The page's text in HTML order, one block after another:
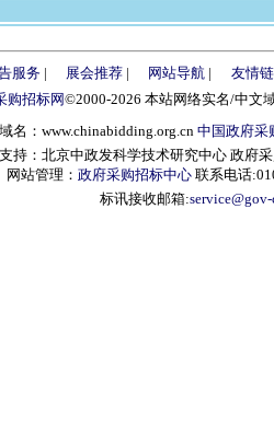
服务| 展会推荐| 网站导航 |
友情
购招标网©2000-2026 本站网络实名/中文
名：www.chinabidding.org.cn 中国政府采
持：北京中政发科学技术研究中心 政府
网站管理： 政府采购招标中心 联系电话
标讯接收邮箱: